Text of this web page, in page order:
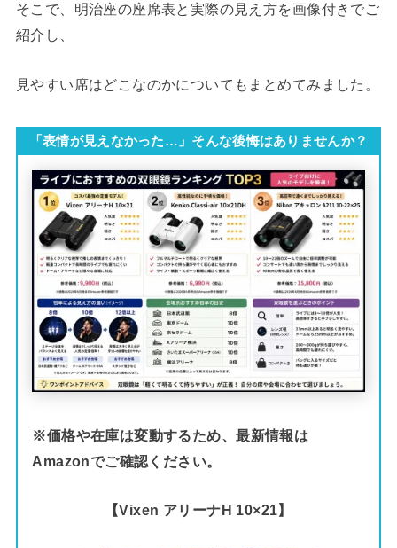
そこで、明治座の座席表と実際の見え方を画像付きでご
紹介し、
見やすい席はどこなのかについてもまとめてみました。
「表情が見えなかった…」そんな後悔はありませんか？
※価格や在庫は変動するため、最新情報は
Amazonでご確認ください。
【Vixen アリーナH 10×21】